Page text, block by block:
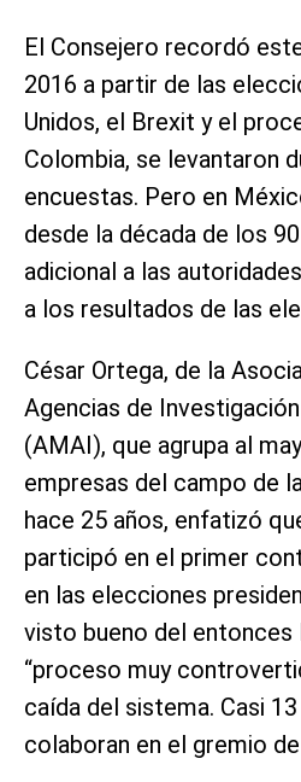
El Consejero recordó
2016 a partir de las
Unidos, el Brexit y el
Colombia, se levantaron
encuestas. Pero en
desde la década de los
adicional a las
a los resultados de las
César Ortega, de la
Agencias de
(AMAI), que agrupa al
empresas del campo de
hace 25 años, enfatizó
participó en el primer
en las elecciones
visto bueno del entonces
“proceso muy
caída del sistema. Casi
colaboran en el gremio